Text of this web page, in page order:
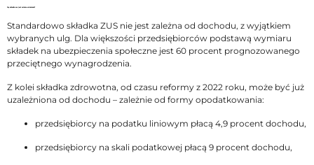
Czy składka zus jest zależna od dochodu?
Standardowo składka ZUS nie jest zależna od dochodu, z wyjątkiem
wybranych ulg. Dla większości przedsiębiorców podstawą wymiaru
składek na ubezpieczenia społeczne jest 60 procent prognozowanego
przeciętnego wynagrodzenia.
Z kolei składka zdrowotna, od czasu reformy z 2022 roku, może być już
uzależniona od dochodu – zależnie od formy opodatkowania:
przedsiębiorcy na podatku liniowym płacą 4,9 procent dochodu,
przedsiębiorcy na skali podatkowej płacą 9 procent dochodu,